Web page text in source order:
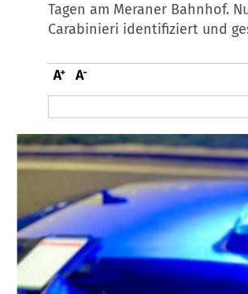
Tagen am Meraner Bahnhof.
Carabinieri identifiziert und